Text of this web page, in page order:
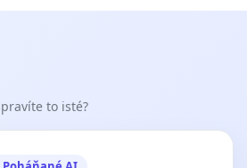
to isté?